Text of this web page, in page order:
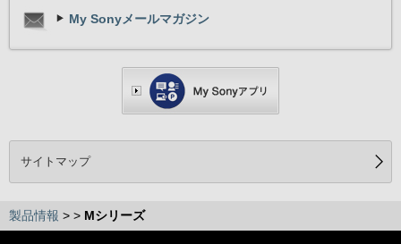
My Sonyメールマガジン
サイトマップ
製品情報 > > Mシリーズ